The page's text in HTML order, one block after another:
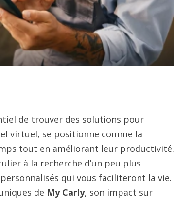
de trouver des solutions pour
virtuel, se positionne comme la
tout en améliorant leur productivité.
à la recherche d’un peu plus
qui vous faciliteront la vie.
de My Carly, son impact sur